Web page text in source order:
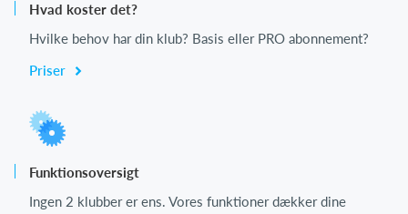
Hvad koster det?
Hvilke behov har din klub? Basis eller PRO abonnement?
Priser
Funktionsoversigt
Ingen 2 klubber er ens. Vores funktioner dækker dine